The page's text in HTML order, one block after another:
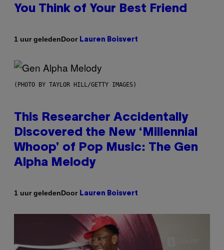
You Think of Your Best Friend
1 uur geledenDoor Lauren Boisvert
(PHOTO BY TAYLOR HILL/GETTY IMAGES)
This Researcher Accidentally
Discovered the New ‘Millennial
Whoop’ of Pop Music: The Gen
Alpha Melody
1 uur geledenDoor Lauren Boisvert